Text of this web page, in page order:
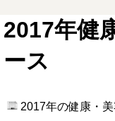
2017年健
ース
2017年の健康・